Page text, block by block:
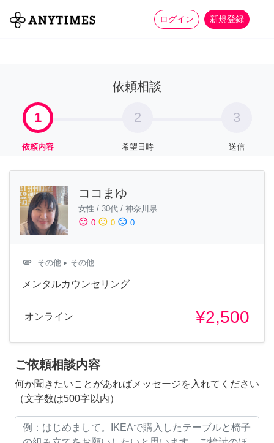
ログイン 新規登録
全て 家事 more_horiz
依頼相談
1
依頼内容
2
希望日時
3
送信
ココまゆ
女性 / 30代 / 神奈川県
sentiment_satisfied 0 sentiment_neutral 0 sentiment_dissatisfied 0
attachment その他 ▸ その他
メンタルカウンセリング
オンライン ¥2,500
ご依頼相談内容
何か聞きたいことがあればメッセージを入れてください
（文字数は500字以内）